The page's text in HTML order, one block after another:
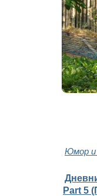
Юмор и
Part 5